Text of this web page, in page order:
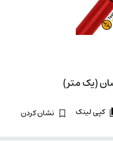
کپی لینک نشان کردن